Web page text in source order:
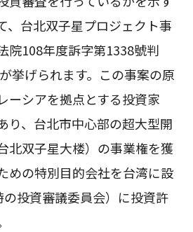
、台北双子星プロジェクト事
院108年度訴字第1338號判
挙げられます。この事案の原
ーシアを拠点とする投資家
り、台北市中心部の超大型開
北双子星大楼）の事業権を獲
めの特別目的会社を台湾に設
投資審議委員会）に投資許